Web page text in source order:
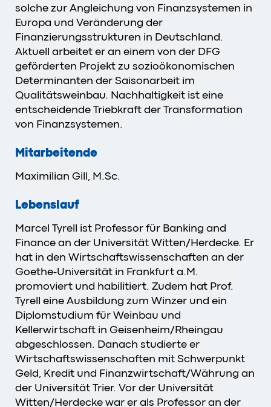
solche zur Angleichung von Finanzsystemen in
Europa und Veränderung der
Finanzierungsstrukturen in Deutschland.
Aktuell arbeitet er an einem von der DFG
geförderten Projekt zu sozioökonomischen
Determinanten der Saisonarbeit im
Qualitätsweinbau. Nachhaltigkeit ist eine
entscheidende Triebkraft der Transformation
von Finanzsystemen.
Mitarbeitende
Maximilian Gill, M.Sc.
Lebenslauf
Marcel Tyrell ist Professor für Banking and
Finance an der Universität Witten/Herdecke. Er
hat in den Wirtschaftswissenschaften an der
Goethe-Universität in Frankfurt a.M.
promoviert und habilitiert. Zudem hat Prof.
Tyrell eine Ausbildung zum Winzer und ein
Diplomstudium für Weinbau und
Kellerwirtschaft in Geisenheim/Rheingau
abgeschlossen. Danach studierte er
Wirtschaftswissenschaften mit Schwerpunkt
Geld, Kredit und Finanzwirtschaft/Währung an
der Universität Trier. Vor der Universität
Witten/Herdecke war er als Professor an der